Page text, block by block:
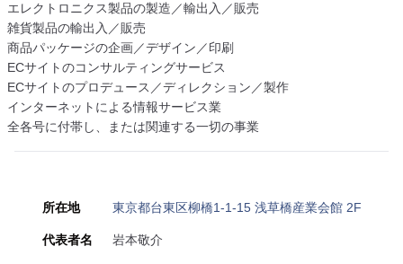
エレクトロニクス製品の製造／輸出入／販売
雑貨製品の輸出入／販売
商品パッケージの企画／デザイン／印刷
ECサイトのコンサルティングサービス
ECサイトのプロデュース／ディレクション／製作
インターネットによる情報サービス業
全各号に付帯し、または関連する一切の事業
所在地 東京都台東区柳橋1-1-15 浅草橋産業会館 2F
代表者名 岩本敬介